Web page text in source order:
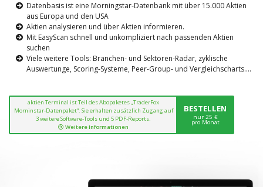
Datenbasis ist eine Morningstar-Datenbank mit über 15.000 Aktien
aus Europa und den USA
Aktien analysieren und über Aktien informieren.
Mit EasyScan schnell und unkompliziert nach passenden Aktien
suchen
Viele weitere Tools: Branchen- und Sektoren-Radar, zyklische
Auswertunge, Scoring-Systeme, Peer-Group- und Vergleichscharts....
aktien Terminal ist Teil des Abopaketes „TraderFox
Morninstar-Datenpaket“. Sie erhalten zusätzlich Zugang auf
3 weitere Software-Tools und 5 PDF-Reports.
Weitere Informationen
BESTELLEN
nur 25 €
pro Monat